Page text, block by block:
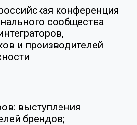
конференция
сообщества
и производителей
выступления
брендов;